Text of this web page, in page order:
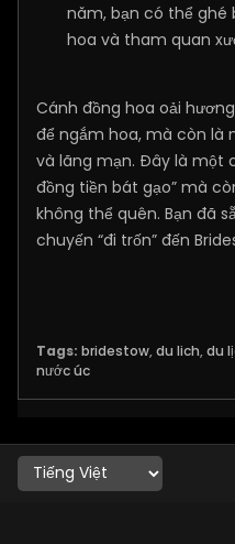
năm, bạn có thể ghé
hoa và tham quan
Cánh đồng hoa oải
để ngắm hoa, mà còn là
và lãng mạn. Đây là một
đồng tiền bát gạo” mà
không thể quên. Bạn đã
chuyến “đi trốn” đến
Tags: bridestow, du lich, du
nước úc